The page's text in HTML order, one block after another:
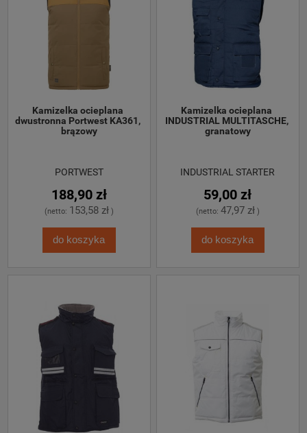
Kamizelka ocieplana
dwustronna Portwest KA361,
brązowy
PORTWEST
188,90 zł
(netto: 153,58 zł)
do koszyka
Kamizelka ocieplana
INDUSTRIAL MULTITASCHE,
granatowy
INDUSTRIAL STARTER
59,00 zł
(netto: 47,97 zł)
do koszyka